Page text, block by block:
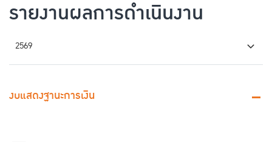
รายงานผลการดำเนินงาน
2569
งบแสดงฐานะการเงิน